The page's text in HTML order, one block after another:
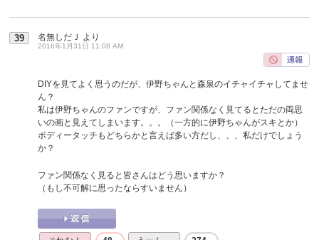
39 名無しだＪ より
2016年1月31日 11:08 AM
DIYを見てよく思うのだが、伊野ちゃんと森泉のイチャイチャしてませ
ん？
私は伊野ちゃんのファンですが、ファン関係なく見てるとただの両思
いの画と見えてしまいます。。。（一方的に伊野ちゃんがスキとか）
ボディータッチもどちらかと言えば多い方だし、、、私だけでしょう
か？
ファン関係なく見ると皆さんはどう思いますか？
（もし不可解に思ったならすいません）